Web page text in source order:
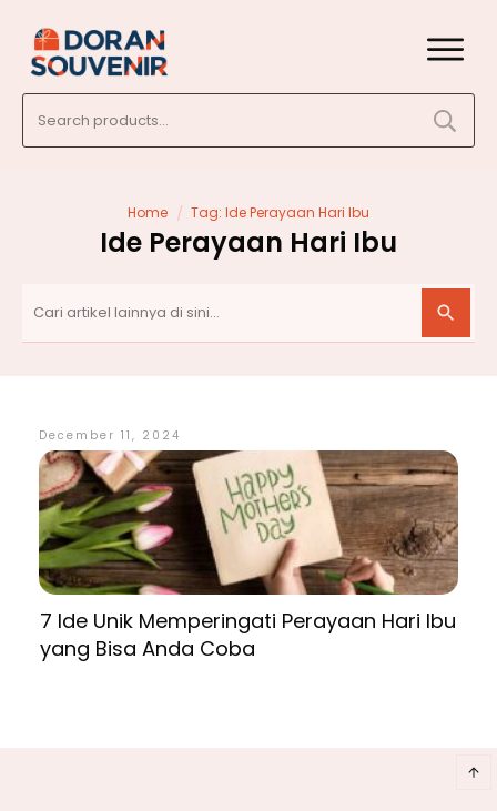
for:
Home / Tag: Ide Perayaan Hari Ibu
Ide Perayaan Hari Ibu
December 11, 2024
7 Ide Unik Memperingati Perayaan Hari Ibu
yang Bisa Anda Coba